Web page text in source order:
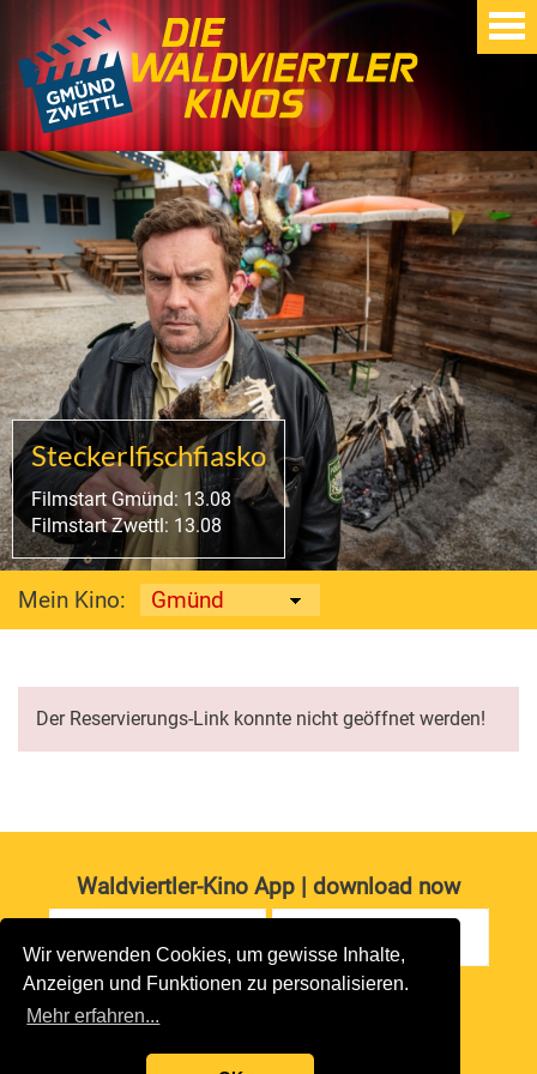
Wir verwenden Cookies, um gewisse Inhalte,
Anzeigen und Funktionen zu personalisieren.
Mehr erfahren...
Steckerlfischfiasko
Filmstart Gmünd: 13.08
Filmstart Zwettl: 13.08
Mein Kino:
Der Reservierungs-Link konnte nicht geöffnet werden!
Waldviertler-Kino App | download now
copyright 2026 waldviertler-kinos